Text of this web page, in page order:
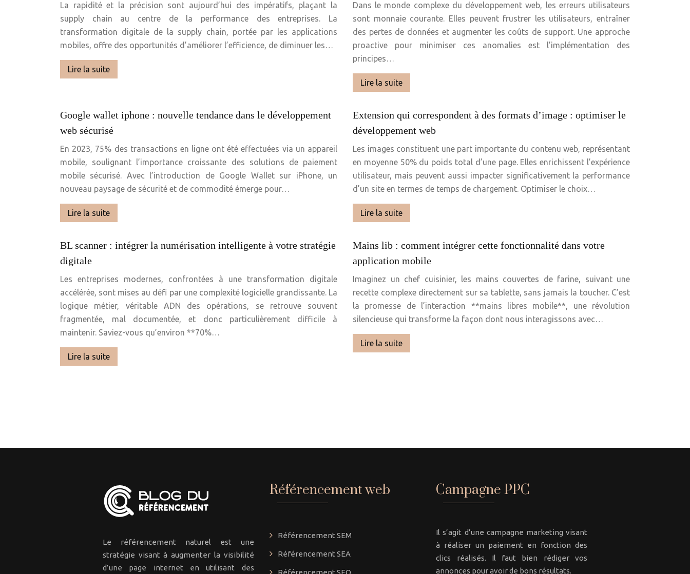
La rapidité et la précision sont aujourd’hui des impératifs, plaçant la
supply chain au centre de la performance des entreprises. La
transformation digitale de la supply chain, portée par les applications
mobiles, offre des opportunités d’améliorer l’efficience, de diminuer les…
Lire la suite
Dans le monde complexe du développement web, les erreurs utilisateurs
sont monnaie courante. Elles peuvent frustrer les utilisateurs, entraîner
des pertes de données et augmenter les coûts de support. Une approche
proactive pour minimiser ces anomalies est l’implémentation des
principes…
Lire la suite
Google wallet iphone : nouvelle tendance dans le développement
web sécurisé
En 2023, 75% des transactions en ligne ont été effectuées via un appareil
mobile, soulignant l’importance croissante des solutions de paiement
mobile sécurisé. Avec l’introduction de Google Wallet sur iPhone, un
nouveau paysage de sécurité et de commodité émerge pour…
Lire la suite
Extension qui correspondent à des formats d’image : optimiser le
développement web
Les images constituent une part importante du contenu web, représentant
en moyenne 50% du poids total d’une page. Elles enrichissent l’expérience
utilisateur, mais peuvent aussi impacter significativement la performance
d’un site en termes de temps de chargement. Optimiser le choix…
Lire la suite
BL scanner : intégrer la numérisation intelligente à votre stratégie
digitale
Les entreprises modernes, confrontées à une transformation digitale
accélérée, sont mises au défi par une complexité logicielle grandissante. La
logique métier, véritable ADN des opérations, se retrouve souvent
fragmentée, mal documentée, et donc particulièrement difficile à
maintenir. Saviez-vous qu’environ **70%…
Lire la suite
Mains lib : comment intégrer cette fonctionnalité dans votre
application mobile
Imaginez un chef cuisinier, les mains couvertes de farine, suivant une
recette complexe directement sur sa tablette, sans jamais la toucher. C’est
la promesse de l’interaction **mains libres mobile**, une révolution
silencieuse qui transforme la façon dont nous interagissons avec…
Lire la suite
Le référencement naturel est une
stratégie visant à augmenter la visibilité
d’une page internet en utilisant des
Référencement web
Référencement SEM
Référencement SEA
Référencement SEO
Campagne PPC
Il s’agit d’une campagne marketing visant
à réaliser un paiement en fonction des
clics réalisés. Il faut bien rédiger vos
annonces pour avoir de bons résultats.